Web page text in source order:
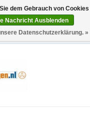
0 Artikel - €0,00
dem Gebrauch von Cookies
Nachricht Ausblenden
Datenschutzerklärung. »